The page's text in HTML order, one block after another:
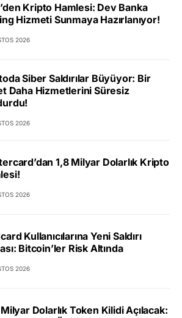
Kripto Hamlesi: Dev Banka
Hizmeti Sunmaya Hazırlanıyor!
2026
Siber Saldırılar Büyüyor: Bir
Daha Hizmetlerini Süresiz
2026
1,8 Milyar Dolarlık Kripto
2026
Kullanıcılarına Yeni Saldırı
Bitcoin’ler Risk Altında
2026
Dolarlık Token Kilidi Açılacak: